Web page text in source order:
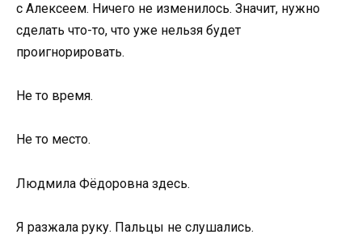
с Алексеем. Ничего не изменилось. Значит, нужно
сделать что-то, что уже нельзя будет
проигнорировать.
Не то время.
Не то место.
Людмила Фёдоровна здесь.
Я разжала руку. Пальцы не слушались.